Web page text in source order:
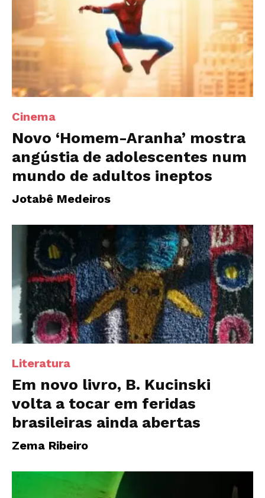
Cinema
Novo ‘Homem-Aranha’ mostra
angústia de adolescentes num
mundo de adultos ineptos
Jotabê Medeiros
Literatura
Em novo livro, B. Kucinski
volta a tocar em feridas
brasileiras ainda abertas
Zema Ribeiro